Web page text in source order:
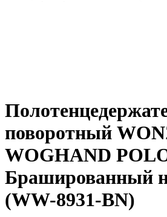
поворотный
WOGHAND
Брашированный
(WW-8931-BN)